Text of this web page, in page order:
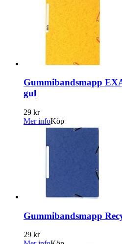
Gummibandsmapp
gul
29 kr
Mer infoKöp
Gummibandsmapp
29 kr